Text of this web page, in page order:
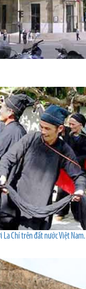
La Chí trên đất nước Việt Nam.